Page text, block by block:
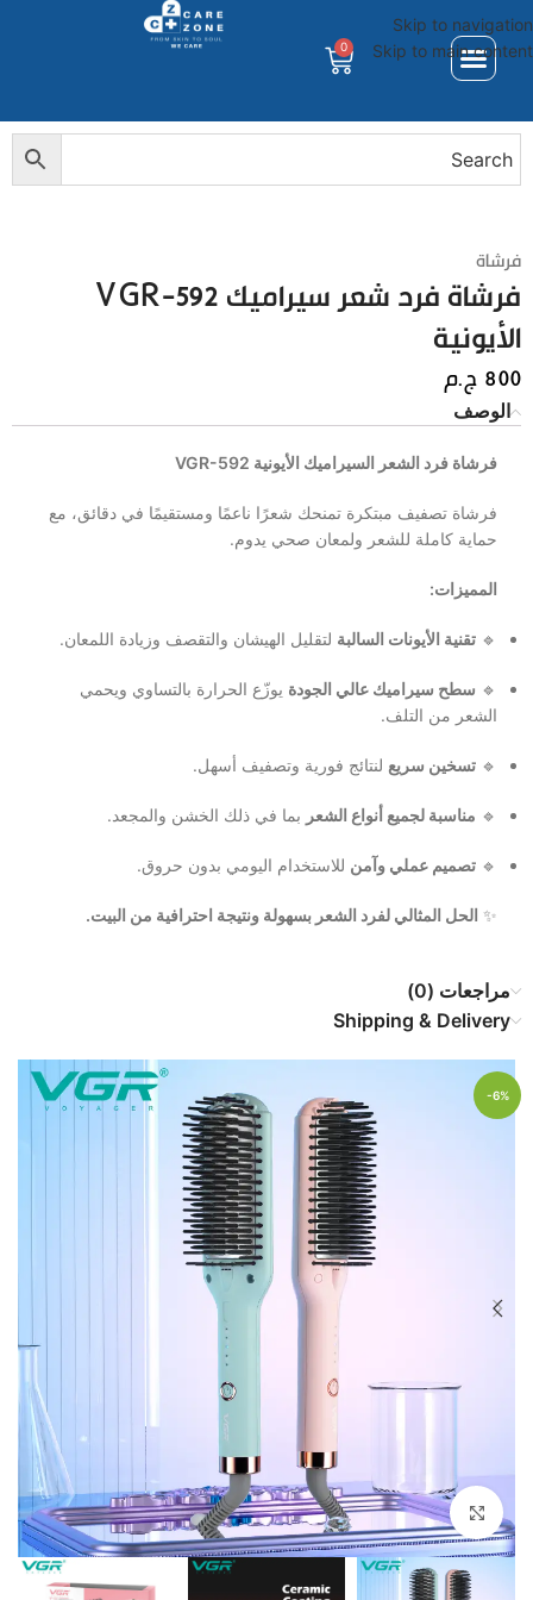
Skip to navigation
Skip to main content
0
فرشاة
فرشاة فرد شعر سيراميك VGR-592
الأيونية
800ج.م
الوصف
فرشاة فرد الشعر السيراميك الأيونية VGR-592
فرشاة تصفيف مبتكرة تمنحك شعرًا ناعمًا ومستقيمًا في دقائق، مع
حماية كاملة للشعر ولمعان صحي يدوم.
المميزات:
🔹 تقنية الأيونات السالبة لتقليل الهيشان والتقصف وزيادة اللمعان.
🔹 سطح سيراميك عالي الجودة يوزّع الحرارة بالتساوي ويحمي
الشعر من التلف.
🔹 تسخين سريع لنتائج فورية وتصفيف أسهل.
🔹 مناسبة لجميع أنواع الشعر بما في ذلك الخشن والمجعد.
🔹 تصميم عملي وآمن للاستخدام اليومي بدون حروق.
✨ الحل المثالي لفرد الشعر بسهولة ونتيجة احترافية من البيت.
مراجعات (0)
Shipping & Delivery
-6%
Click to enlarge